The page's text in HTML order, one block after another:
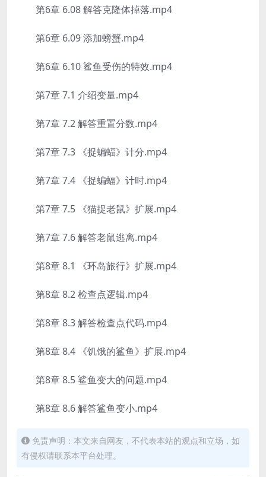
第6章 6.08 解答克隆体掉落.mp4
第6章 6.09 添加螃蟹.mp4
第6章 6.10 鲨鱼受伤的特效.mp4
第7章 7.1 介绍变量.mp4
第7章 7.2 解答重置分数.mp4
第7章 7.3 《捉蝙蝠》计分.mp4
第7章 7.4 《捉蝙蝠》计时.mp4
第7章 7.5 《猫捉老鼠》扩展.mp4
第7章 7.6 解答老鼠逃离.mp4
第8章 8.1 《环岛旅行》扩展.mp4
第8章 8.2 检查点逻辑.mp4
第8章 8.3 解答检查点代码.mp4
第8章 8.4 《饥饿的鲨鱼》扩展.mp4
第8章 8.5 鲨鱼变大的问题.mp4
第8章 8.6 解答鲨鱼变小.mp4
免责声明：本文来自网友，不代表本站的观点和立场，如
有侵权请联系本平台处理。